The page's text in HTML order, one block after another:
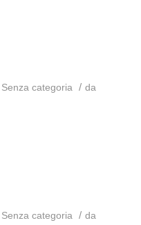
Senza categoria / da
Senza categoria / da